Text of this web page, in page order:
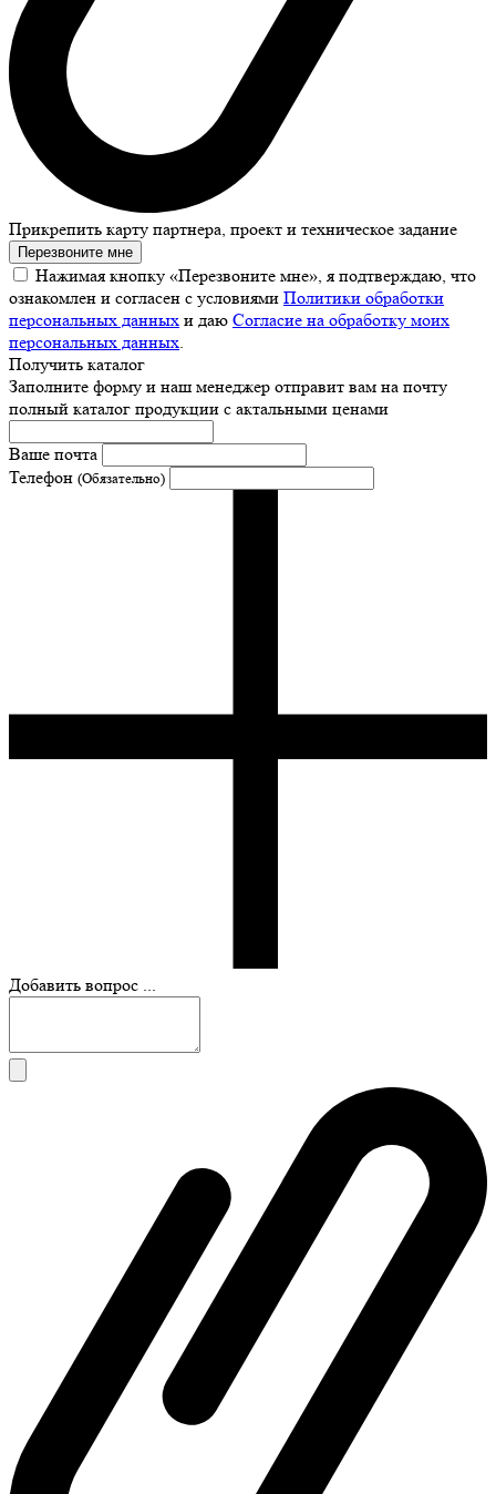
Прикрепить карту партнера, проект и техническое задание
Перезвоните мне
Нажимая кнопку «Перезвоните мне», я подтверждаю, что
ознакомлен и согласен с условиями Политики обработки
персональных данных и даю Согласие на обработку моих
персональных данных
Получить каталог
Заполните форму и наш менеджер отправит вам на почту
полный каталог продукции с актальными ценами
Ваше почта
Телефон (Обязательно)
Добавить вопрос ...